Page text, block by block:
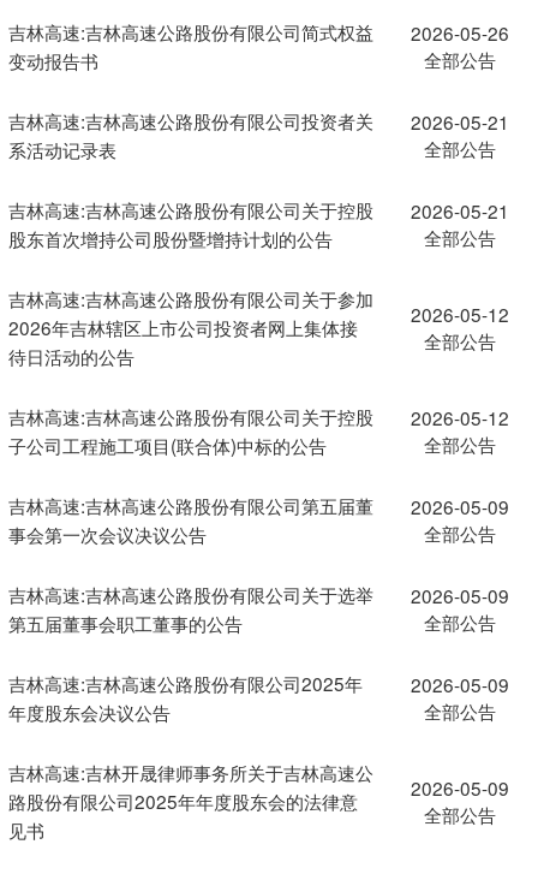
吉林高速:吉林高速公路股份有限公司简式权益
变动报告书
2026-05-26
全部公告
吉林高速:吉林高速公路股份有限公司投资者关
系活动记录表
2026-05-21
全部公告
吉林高速:吉林高速公路股份有限公司关于控股
股东首次增持公司股份暨增持计划的公告
2026-05-21
全部公告
吉林高速:吉林高速公路股份有限公司关于参加
2026年吉林辖区上市公司投资者网上集体接
待日活动的公告
2026-05-12
全部公告
吉林高速:吉林高速公路股份有限公司关于控股
子公司工程施工项目(联合体)中标的公告
2026-05-12
全部公告
吉林高速:吉林高速公路股份有限公司第五届董
事会第一次会议决议公告
2026-05-09
全部公告
吉林高速:吉林高速公路股份有限公司关于选举
第五届董事会职工董事的公告
2026-05-09
全部公告
吉林高速:吉林高速公路股份有限公司2025年
年度股东会决议公告
2026-05-09
全部公告
吉林高速:吉林开晟律师事务所关于吉林高速公
路股份有限公司2025年年度股东会的法律意
见书
2026-05-09
全部公告